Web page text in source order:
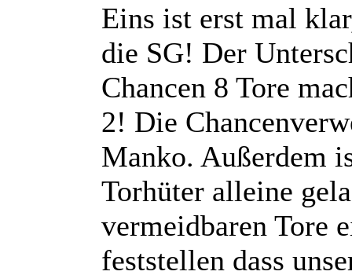
Eins ist erst mal
die SG! Der
Chancen 8 Tore
2! Die
Manko. Außerdem
Torhüter alleine
vermeidbaren Tore
feststellen dass